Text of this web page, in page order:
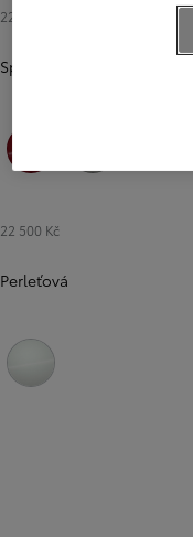
22 500 Kč
Speciální
22 500 Kč
Perleťová